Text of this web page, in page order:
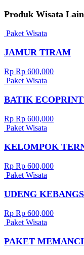
Produk Wisata
Paket Wisata
JAMUR TIRAM
Rp Rp 600,000
Paket Wisata
BATIK
Rp Rp 600,000
Paket Wisata
KELOMPOK
Rp Rp 600,000
Paket Wisata
UDENG
Rp Rp 600,000
Paket Wisata
PAKET